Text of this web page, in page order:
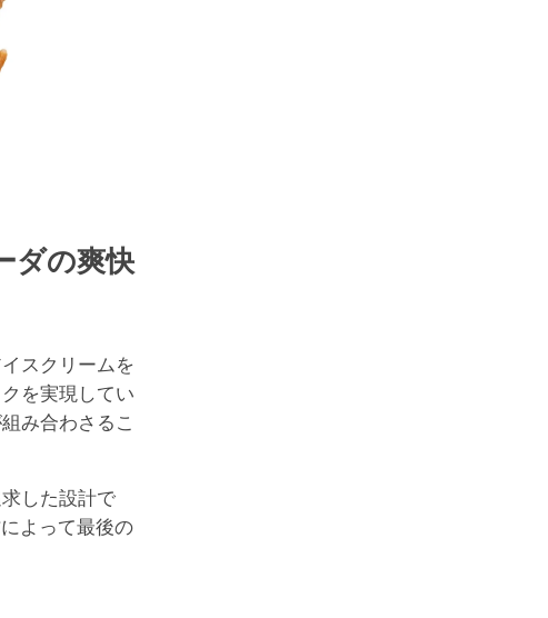
ダの爽快
スクリームを
を実現してい
み合わさるこ
した設計で
よって最後の